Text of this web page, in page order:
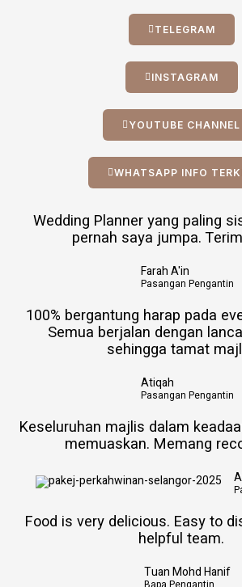
TELEGRAM
INSTAGRAM
YOUTUBE CHANNEL
WHATSAPP INFO
Wedding Planner yang paling
pernah saya jumpa.
Farah A'in
Pasangan Pengantin
100% bergantung harap pada
Semua berjalan dengan
sehingga tamat
Atiqah
Pasangan Pengantin​
Keseluruhan majlis dalam
memuaskan. Memang
Food is very delicious. Easy to
helpful team.
Tuan Mohd Hanif